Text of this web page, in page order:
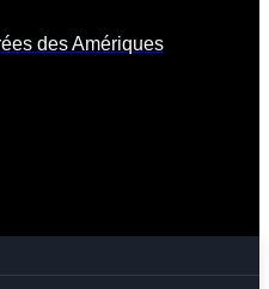
des Amériques